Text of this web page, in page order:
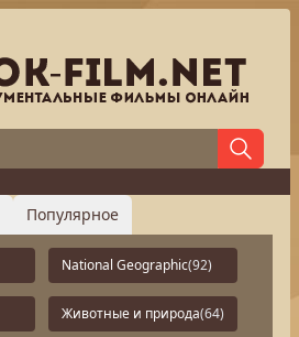
Популярное
National Geographic(92)
Животные и природа(64)